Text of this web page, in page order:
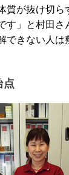
質が抜け切ら
す」と村田さ
できない人は
点